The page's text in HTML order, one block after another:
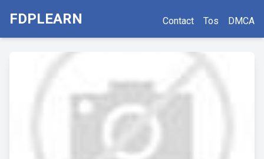
FDPLEARN Contact Tos DMCA